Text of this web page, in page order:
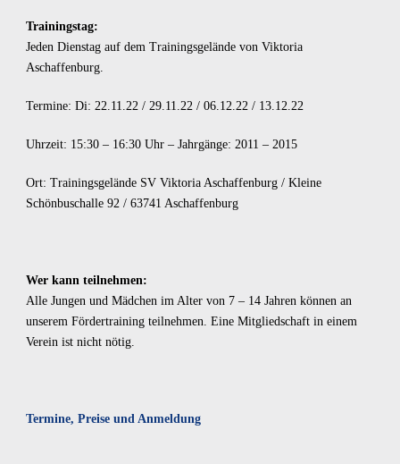
Trainingstag:
Jeden Dienstag auf dem Trainingsgelände von Viktoria
Aschaffenburg.
Termine: Di: 22.11.22 / 29.11.22 / 06.12.22 / 13.12.22
Uhrzeit: 15:30 – 16:30 Uhr – Jahrgänge: 2011 – 2015
Ort: Trainingsgelände SV Viktoria Aschaffenburg / Kleine
Schönbuschalle 92 / 63741 Aschaffenburg
Wer kann teilnehmen:
Alle Jungen und Mädchen im Alter von 7 – 14 Jahren können an
unserem Fördertraining teilnehmen. Eine Mitgliedschaft in einem
Verein ist nicht nötig.
Termine, Preise und Anmeldung